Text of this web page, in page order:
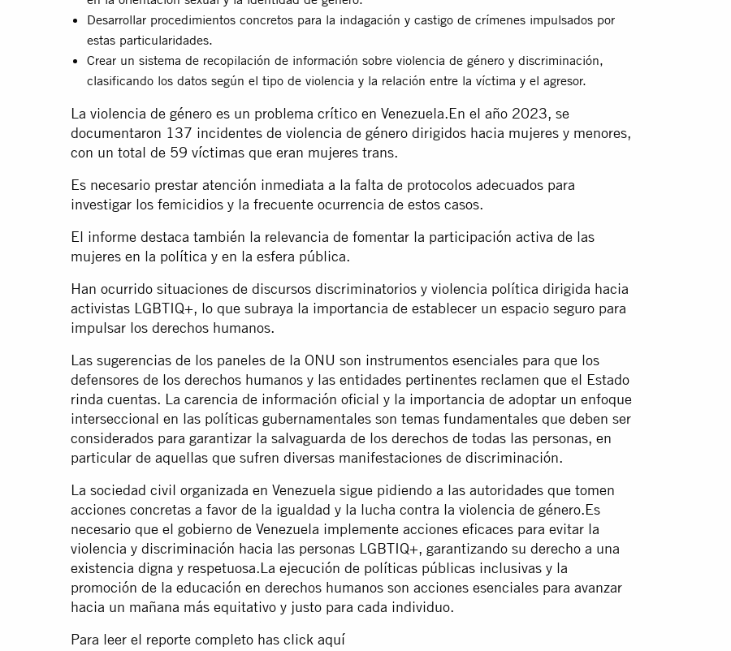
Desarrollar procedimientos concretos para la indagación y castigo de crímenes impulsados por
estas particularidades.
Crear un sistema de recopilación de información sobre violencia de género y discriminación,
clasificando los datos según el tipo de violencia y la relación entre la víctima y el agresor.
La violencia de género es un problema crítico en Venezuela.En el año 2023, se
documentaron 137 incidentes de violencia de género dirigidos hacia mujeres y menores,
con un total de 59 víctimas que eran mujeres trans.
Es necesario prestar atención inmediata a la falta de protocolos adecuados para
investigar los femicidios y la frecuente ocurrencia de estos casos.
El informe destaca también la relevancia de fomentar la participación activa de las
mujeres en la política y en la esfera pública.
Han ocurrido situaciones de discursos discriminatorios y violencia política dirigida hacia
activistas LGBTIQ+, lo que subraya la importancia de establecer un espacio seguro para
impulsar los derechos humanos.
Las sugerencias de los paneles de la ONU son instrumentos esenciales para que los
defensores de los derechos humanos y las entidades pertinentes reclamen que el Estado
rinda cuentas. La carencia de información oficial y la importancia de adoptar un enfoque
interseccional en las políticas gubernamentales son temas fundamentales que deben ser
considerados para garantizar la salvaguarda de los derechos de todas las personas, en
particular de aquellas que sufren diversas manifestaciones de discriminación.
La sociedad civil organizada en Venezuela sigue pidiendo a las autoridades que tomen
acciones concretas a favor de la igualdad y la lucha contra la violencia de género.Es
necesario que el gobierno de Venezuela implemente acciones eficaces para evitar la
violencia y discriminación hacia las personas LGBTIQ+, garantizando su derecho a una
existencia digna y respetuosa.La ejecución de políticas públicas inclusivas y la
promoción de la educación en derechos humanos son acciones esenciales para avanzar
hacia un mañana más equitativo y justo para cada individuo.
Para leer el reporte completo has click aquí